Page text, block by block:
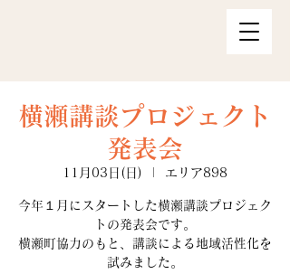
横瀬講談プロジェクト
発表会
11月03日(日) エリア898
今年１月にスタートした横瀬講談プロジェク
トの発表会です。
横瀬町協力のもと、講談による地域活性化を
試みました。